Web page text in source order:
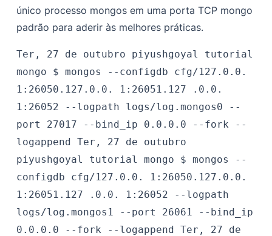
único processo mongos em uma porta TCP mongo
padrão para aderir às melhores práticas.
Ter, 27 de outubro piyushgoyal
tutorial
mongo $mongos --configdb cfg/127.0.0.
1:26050.127.0.0. 1:26051.127 .0.0.
1:26052 --logpath logs/log.mongos0 --
port 27017 --bind_ip 0.0.0.0 --fork --
logappend Ter, 27 de outubro
piyushgoyal
tutorial mongo $mongos --
configdb cfg/127.0.0. 1:26050.127.0.0.
1:26051.127 .0.0. 1:26052 --logpath
logs/log.mongos1 --port 26061 --bind_ip
0.0.0.0 --fork --logappend Ter, 27 de